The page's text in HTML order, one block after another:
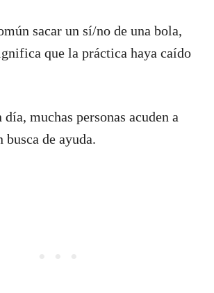
sacar un sí/no de una bola,
que la práctica haya caído
muchas personas acuden a
busca de ayuda.